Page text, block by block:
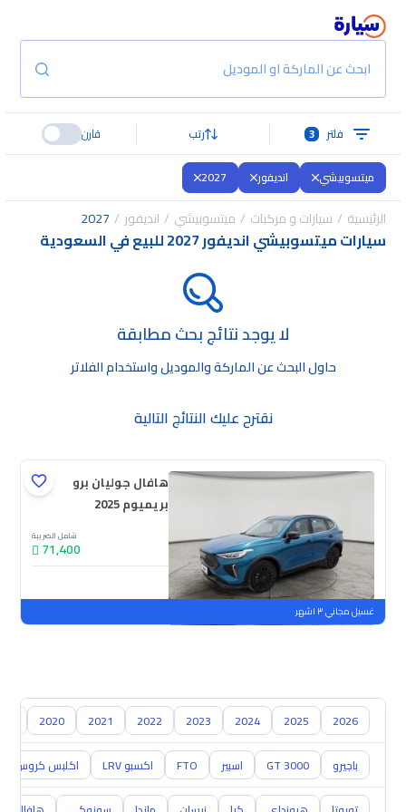
ابحث عن الماركة او الموديل
فلتر 3 رتب قارن
ميتسوبيشي انديفور 2027
الرئيسية سيارات و مركبات ميتسوبيشي انديفور 2027
سيارات ميتسوبيشي انديفور 2027 للبيع في السعودية
لا يوجد نتائج بحث مطابقة
حاول البحث عن الماركة والموديل واستخدام الفلاتر
نقترح عليك النتائج التالية
هافال جوليان برو
بريميوم 2025
شامل الضريبة
71,400
جديدة
ملوحة
غسيل مجاني ٣ اشهر
2026
2025
2024
2023
2022
2021
2020
باجيرو GT 3000 اسبير FTO اكسبو LRV اكلبس كروس